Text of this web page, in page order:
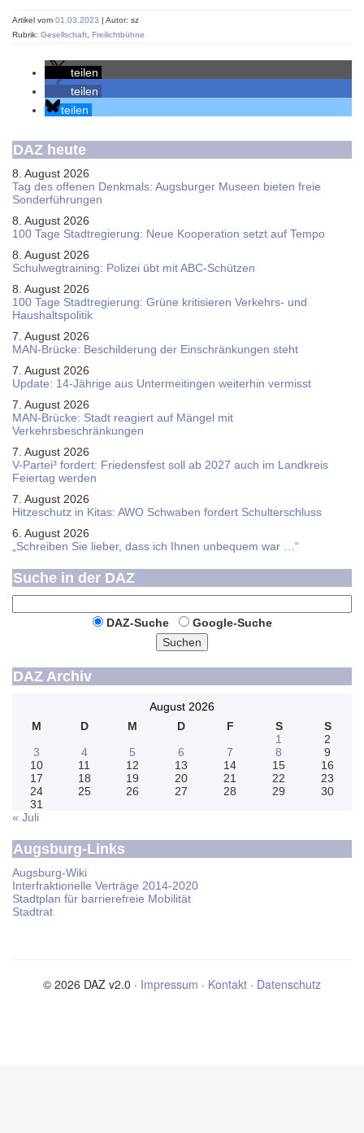
Artikel vom 01.03.2023 | Autor: sz
Rubrik: Gesellschaft Freilichtbühne
teilen
teilen
teilen
DAZ heute
8. August 2026
Tag des offenen Denkmals: Augsburger Museen bieten freie
Sonderführungen
8. August 2026
100 Tage Stadtregierung: Neue Kooperation setzt auf Tempo
8. August 2026
Schul­weg­trai­ning: Poli­zei übt mit ABC-Schüt­zen
8. August 2026
100 Tage Stadtregierung: Grüne kritisieren Verkehrs- und
Haushaltspolitik
7. August 2026
MAN-Brücke: Beschilderung der Einschränkungen steht
7. August 2026
Update: 14-Jährige aus Untermeitingen weiterhin vermisst
7. August 2026
MAN-Brücke: Stadt reagiert auf Mängel mit
Verkehrsbeschränkungen
7. August 2026
V-Partei­³ fordert: Friedens­fest soll ab 2027 auch im Land­kreis
Feier­tag werden
7. August 2026
Hitzeschutz in Kitas: AWO Schwaben fordert Schulterschluss
6. August 2026
„Schreiben Sie lieber, dass ich Ihnen unbequem war …“
Suche in der DAZ
DAZ-Suche
Google-Suche
Suchen
DAZ Archiv
August 2026
M
D M D F S
S
1
2
3
4 5 6 7 8
9
10
11 12 13 14 15
16
17
18 19 20 21 22
23
24
25 26 27 28 29
30
31
« Juli
Augsburg-Links
Augsburg-Wiki
Interfraktionelle Verträge 2014-2020
Stadtplan für barrierefreie Mobilität
Stadtrat
© 2026 DAZ v2.0 · Impressum · Kontakt · Datenschutz